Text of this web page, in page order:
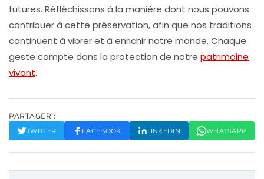
futures. Réfléchissons à la manière dont nous pouvons
contribuer à cette préservation, afin que nos traditions
continuent à vibrer et à enrichir notre monde. Chaque
geste compte dans la protection de notre patrimoine
vivant.
PARTAGER :
TWITTER FACEBOOK LINKEDIN WHATSAPP